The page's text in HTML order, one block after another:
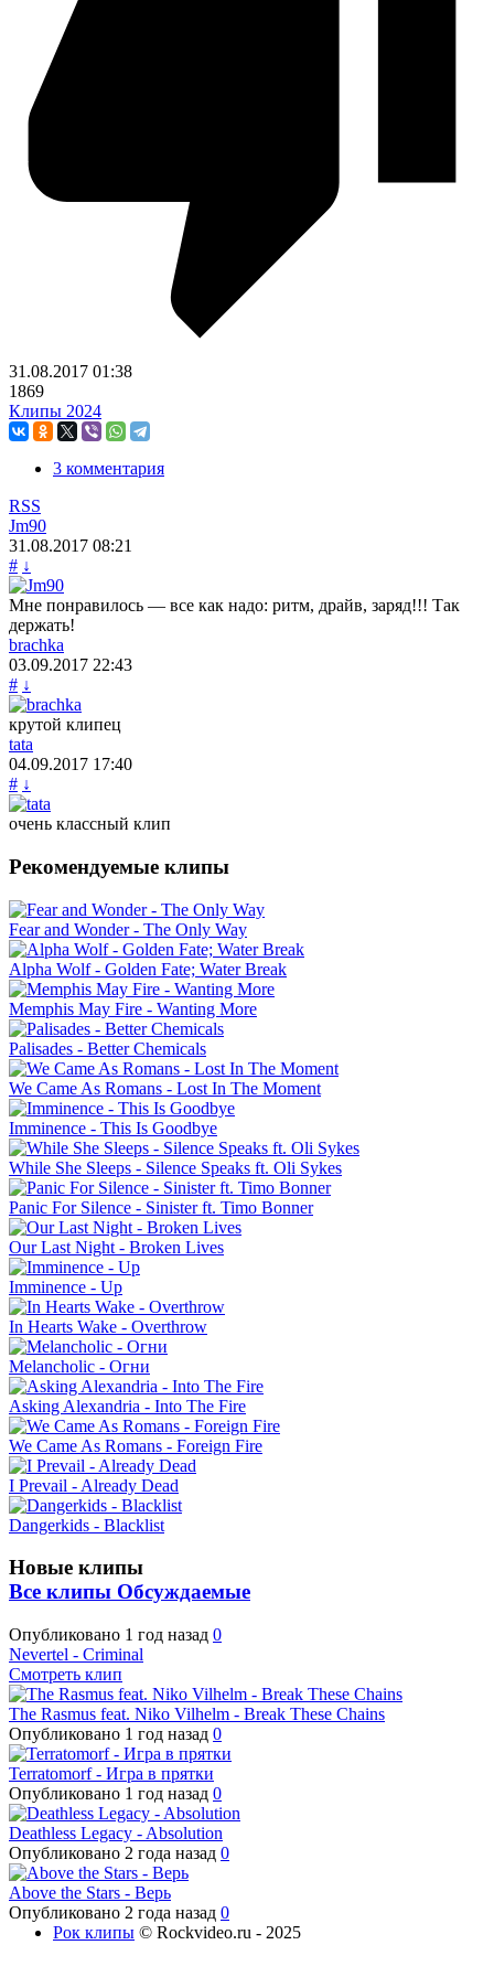
31.08.2017 01:38
1869
Клипы 2024
3 комментария
RSS
Jm90
31.08.2017 08:21
# ↓
Мне понравилось — все как надо: ритм, драйв, заряд!!! Так
держать!
brachka
03.09.2017 22:43
# ↓
крутой клипец
tata
04.09.2017 17:40
# ↓
очень классный клип
Рекомендуемые клипы
Fear and Wonder - The Only Way
Alpha Wolf - Golden Fate; Water Break
Memphis May Fire - Wanting More
Palisades - Better Chemicals
We Came As Romans - Lost In The Moment
Imminence - This Is Goodbye
While She Sleeps - Silence Speaks ft. Oli Sykes
Panic For Silence - Sinister ft. Timo Bonner
Our Last Night - Broken Lives
Imminence - Up
In Hearts Wake - Overthrow
Melancholic - Огни
Asking Alexandria - Into The Fire
We Came As Romans - Foreign Fire
I Prevail - Already Dead
Dangerkids - Blacklist
Новые клипы
Все клипы Обсуждаемые
Опубликовано 1 год назад 0
Nevertel - Criminal
Смотреть клип
The Rasmus feat. Niko Vilhelm - Break These Chains
Опубликовано 1 год назад 0
Terratomorf - Игра в прятки
Опубликовано 1 год назад 0
Deathless Legacy - Absolution
Опубликовано 2 года назад 0
Above the Stars - Верь
Опубликовано 2 года назад 0
Рок клипы © Rockvideo.ru - 2025